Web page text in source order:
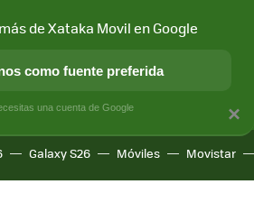
Y SOCIEDAD APLICACIONES
Galaxy S26 Móviles Movistar
×
de Xataka Movil en Google
como fuente preferida
una cuenta de Google